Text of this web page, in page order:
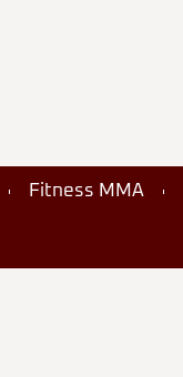
Fitness MMA